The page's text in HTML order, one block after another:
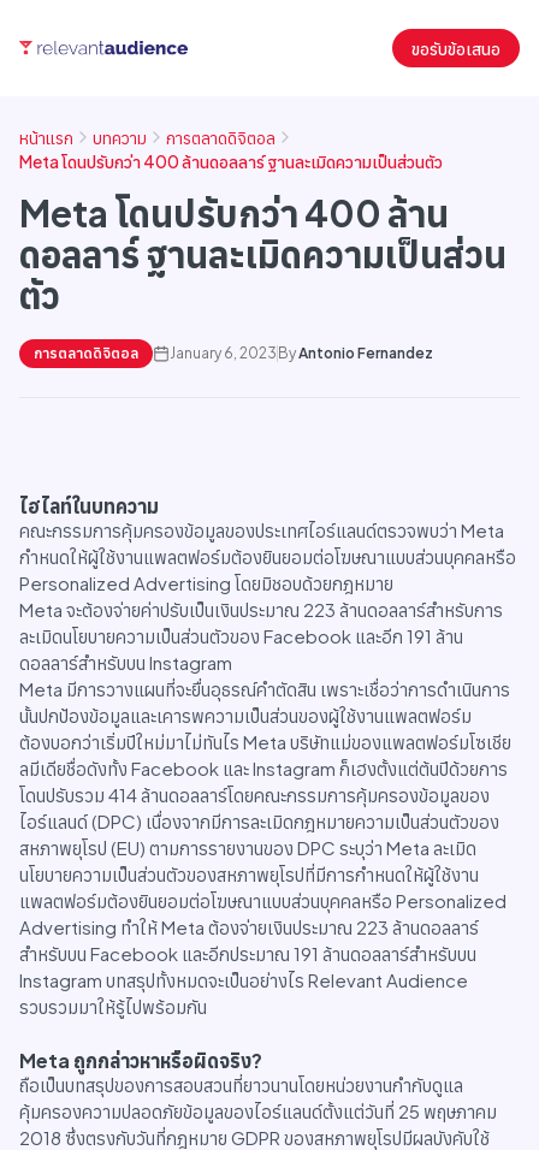
ขอรับข้อเสนอ
หน้าแรก บทความ
การตลาดดิจิตอล
Meta โดนปรับกว่า 400 ล้านดอลลาร์ ฐานละเมิดความเป็นส่วนตัว
Meta โดนปรับกว่า 400 ล้าน
ดอลลาร์ ฐานละเมิดความเป็นส่วน
ตัว
การตลาดดิจิตอล January 6, 2023 ByAntonio Fernandez
ไฮไลท์ในบทความ
คณะกรรมการคุ้มครองข้อมูลของประเทศไอร์แลนด์ตรวจพบว่า Meta
กำหนดให้ผู้ใช้งานแพลตฟอร์มต้องยินยอมต่อโฆษณาแบบส่วนบุคคลหรือ
Personalized Advertising โดยมิชอบด้วยกฎหมาย
Meta จะต้องจ่ายค่าปรับเป็นเงินประมาณ 223 ล้านดอลลาร์สำหรับการ
ละเมิดนโยบายความเป็นส่วนตัวของ Facebook และอีก 191 ล้าน
ดอลลาร์สำหรับบน Instagram
Meta มีการวางแผนที่จะยื่นอุธรณ์คำตัดสิน เพราะเชื่อว่าการดำเนินการ
นั้นปกป้องข้อมูลและเคารพความเป็นส่วนของผู้ใช้งานแพลตฟอร์ม
ต้องบอกว่าเริ่มปีใหม่มาไม่ทันไร Meta บริษัทแม่ของแพลตฟอร์มโซเชีย
ลมีเดียชื่อดังทั้ง Facebook และ Instagram ก็เฮงตั้งแต่ต้นปีด้วยการ
โดนปรับรวม 414 ล้านดอลลาร์โดยคณะกรรมการคุ้มครองข้อมูลของ
ไอร์แลนด์ (DPC) เนื่องจากมีการละเมิดกฎหมายความเป็นส่วนตัวของ
สหภาพยุโรป (EU) ตามการรายงานของ DPC ระบุว่า Meta ละเมิด
นโยบายความเป็นส่วนตัวของสหภาพยุโรปที่มีการกำหนดให้ผู้ใช้งาน
แพลตฟอร์มต้องยินยอมต่อโฆษณาแบบส่วนบุคคลหรือ Personalized
Advertising ทำให้ Meta ต้องจ่ายเงินประมาณ 223 ล้านดอลลาร์
สำหรับบน Facebook และอีกประมาณ 191 ล้านดอลลาร์สำหรับบน
Instagram บทสรุปทั้งหมดจะเป็นอย่างไร Relevant Audience
รวบรวมมาให้รู้ไปพร้อมกัน
Meta ถูกกล่าวหาหรือผิดจริง?
ถือเป็นบทสรุปของการสอบสวนที่ยาวนานโดยหน่วยงานกำกับดูแล
คุ้มครองความปลอดภัยข้อมูลของไอร์แลนด์ตั้งแต่วันที่ 25 พฤษภาคม
2018 ซึ่งตรงกับวันที่กฎหมาย GDPR ของสหภาพยุโรปมีผลบังคับใช้